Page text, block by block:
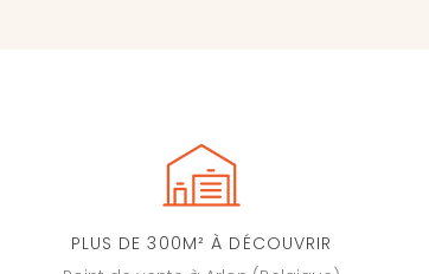
PLUS DE 300M² À DÉCOUVRIR